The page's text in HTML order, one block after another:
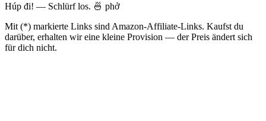
Húp đi! — Schlürf los. 🍜 phở
Mit (*) markierte Links sind Amazon-Affiliate-Links. Kaufst du
darüber, erhalten wir eine kleine Provision — der Preis ändert sich
für dich nicht.